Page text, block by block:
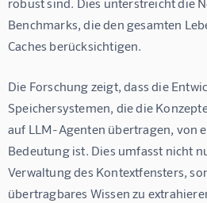
Benchmarks, die den gesamten
Caches berücksichtigen.
Die Forschung zeigt, dass die
Speichersystemen, die die
auf LLM-Agenten übertragen, von
Bedeutung ist. Dies umfasst nicht
Verwaltung des Kontextfensters,
übertragbares Wissen zu